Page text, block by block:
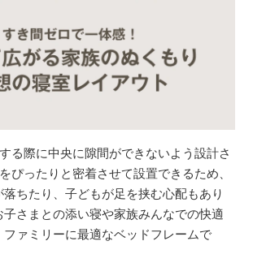
る際に中央に隙間ができないよう設計さ
ぴったりと密着させて設置できるため、
ちたり、子どもが足を挟む心配もあり
子さまとの添い寝や家族みんなでの快適
ァミリーに最適なベッドフレームで